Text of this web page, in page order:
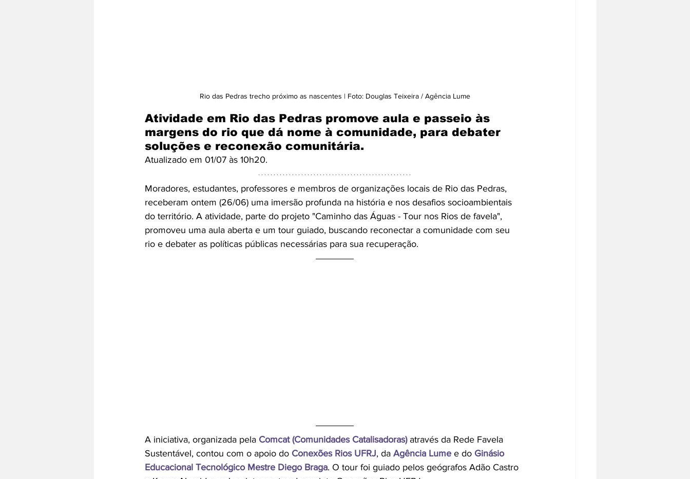
Rio das Pedras trecho próximo as nascentes | Foto: Douglas Teixeira / Agência Lume
Atividade em Rio das Pedras promove aula e passeio às
margens do rio que dá nome à comunidade, para debater
soluções e reconexão comunitária.
Atualizado em 01/07 às 10h20.
Moradores, estudantes, professores e membros de organizações locais de Rio das Pedras,
receberam ontem (26/06) uma imersão profunda na história e nos desafios socioambientais
do território. A atividade, parte do projeto "Caminho das Águas - Tour nos Rios de favela",
promoveu uma aula aberta e um tour guiado, buscando reconectar a comunidade com seu
rio e debater as políticas públicas necessárias para sua recuperação.
A iniciativa, organizada pela Comcat (Comunidades Catalisadoras) através da Rede Favela
Sustentável, contou com o apoio do Conexões Rios UFRJ, da Agência Lume e do Ginásio
Educacional Tecnológico Mestre Diego Braga. O tour foi guiado pelos geógrafos Adão Castro